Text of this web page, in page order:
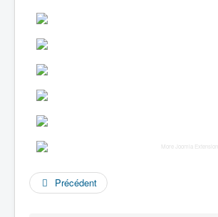
More Joomla Extensions
Précédent